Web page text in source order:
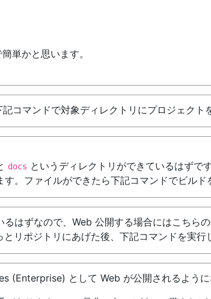
単かと思います。
マンドで対象ディレクトリにプロジェクト
docs というディレクトリができているはずです
。ファイルができたら下記コマンドでビルド
はずなので、Web 公開する場合にはこちら
とリポジトリにあげた後、下記コマンドを実行
(Enterprise) として Web が公開されるように